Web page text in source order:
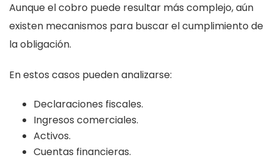
Aunque el cobro puede resultar más complejo, aún
existen mecanismos para buscar el cumplimiento de
la obligación.
En estos casos pueden analizarse:
Declaraciones fiscales.
Ingresos comerciales.
Activos.
Cuentas financieras.